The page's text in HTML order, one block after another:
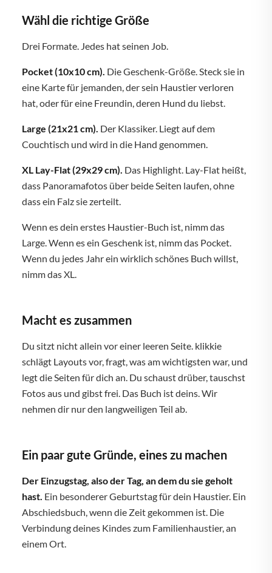
Wähl die richtige Größe
Drei Formate. Jedes hat seinen Job.
Pocket (10x10 cm). Die Geschenk-Größe. Steck sie in
eine Karte für jemanden, der sein Haustier verloren
hat, oder für eine Freundin, deren Hund du liebst.
Large (21x21 cm). Der Klassiker. Liegt auf dem
Couchtisch und wird in die Hand genommen.
XL Lay-Flat (29x29 cm). Das Highlight. Lay-Flat heißt,
dass Panoramafotos über beide Seiten laufen, ohne
dass ein Falz sie zerteilt.
Wenn es dein erstes Haustier-Buch ist, nimm das
Large. Wenn es ein Geschenk ist, nimm das Pocket.
Wenn du jedes Jahr ein wirklich schönes Buch willst,
nimm das XL.
Macht es zusammen
Du sitzt nicht allein vor einer leeren Seite. klikkie
schlägt Layouts vor, fragt, was am wichtigsten war, und
legt die Seiten für dich an. Du schaust drüber, tauschst
Fotos aus und gibst frei. Das Buch ist deins. Wir
nehmen dir nur den langweiligen Teil ab.
Ein paar gute Gründe, eines zu machen
Der Einzugstag, also der Tag, an dem du sie geholt
hast. Ein besonderer Geburtstag für dein Haustier. Ein
Abschiedsbuch, wenn die Zeit gekommen ist. Die
Verbindung deines Kindes zum Familienhaustier, an
einem Ort.